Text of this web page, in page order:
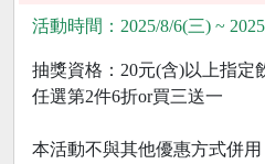
活動時間：2025/8/6(三) ~
抽獎資格：20元(含)以上指定
任選第2件6折or買三送一
本活動不與其他優惠方式併